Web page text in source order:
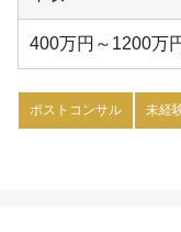
400万円～1200万
ポストコンサル 未経